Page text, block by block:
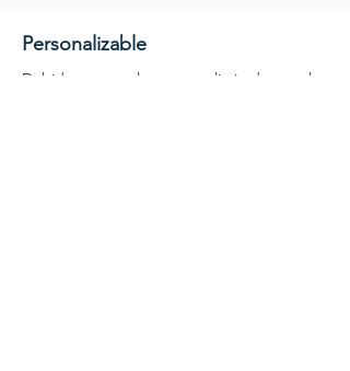
Personalizable
Debido a que solo estamos limitados por lo